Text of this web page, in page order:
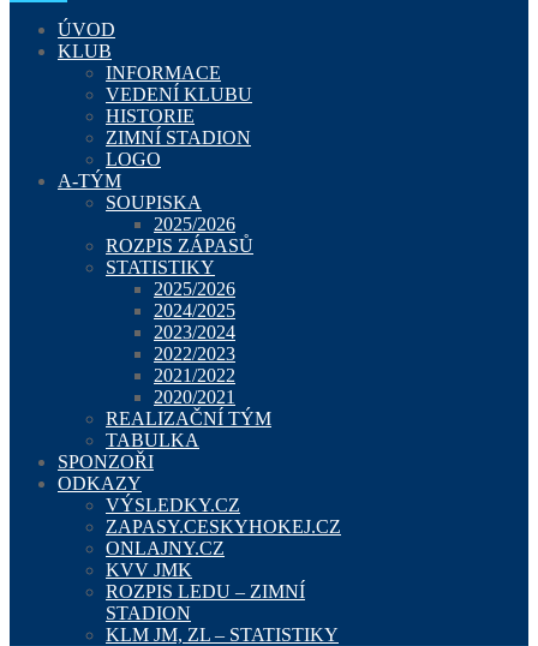
ÚVOD
KLUB
INFORMACE
VEDENÍ KLUBU
HISTORIE
ZIMNÍ STADION
LOGO
A-TÝM
SOUPISKA
2025/2026
ROZPIS ZÁPASŮ
STATISTIKY
2025/2026
2024/2025
2023/2024
2022/2023
2021/2022
2020/2021
REALIZAČNÍ TÝM
TABULKA
SPONZOŘI
ODKAZY
VÝSLEDKY.CZ
ZAPASY.CESKYHOKEJ.CZ
ONLAJNY.CZ
KVV JMK
ROZPIS LEDU – ZIMNÍ
STADION
KLM JM, ZL – STATISTIKY